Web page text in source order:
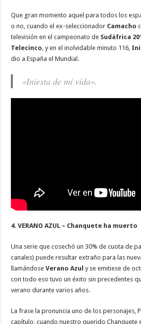
Que gran momento aquel para todos los
o no, cuando el ex-seleccionador Camacho
televisión en el campeonato de Sudáfrica
Telecinco , y en el inolvidable minuto 116,
dio a España el Mundial.
«Iniesta de mi vida».
4. VERANO AZUL – Chanquete ha muerto
Una serie que cosechó un 30% de cuota de
canales) puede resultar extraño para las
llamándoseVerano Azul y se emitiese de
con todo eso tuvo un éxito sin precedentes
verano durante varios años.
La frase la pronuncia uno de los personajes,
capítulo, cuando nuestro querido Chanquete